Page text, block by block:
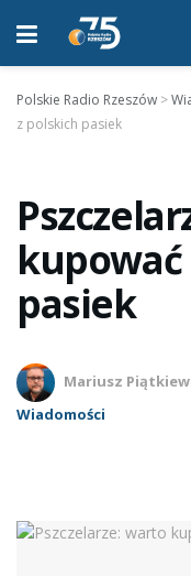
Polskie Radio Rzeszów >
z polskich pasiek
pasiek
Mariusz
Wiadomości